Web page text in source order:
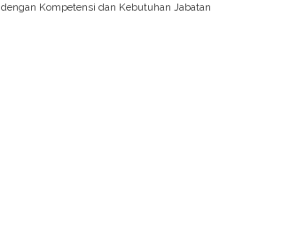
dengan Kompetensi dan Kebutuhan Jabatan